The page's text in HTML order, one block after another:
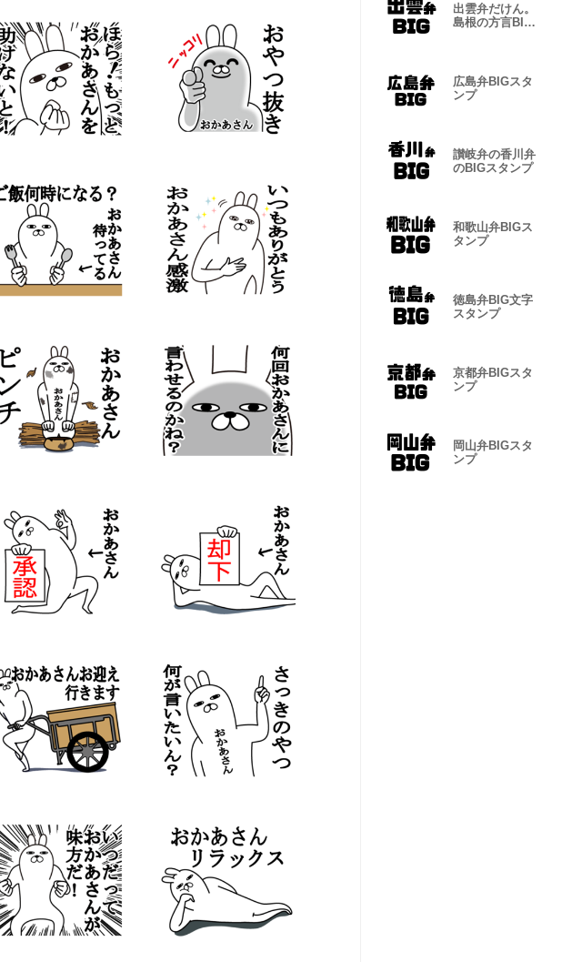
出雲弁だけん。
島根の方言BIG
広島弁BIGスタ
ンプ
讃岐弁の香川弁
のBIGスタンプ
和歌山弁BIGス
タンプ
徳島弁BIG文字
スタンプ
京都弁BIGスタ
ンプ
岡山弁BIGスタ
ンプ